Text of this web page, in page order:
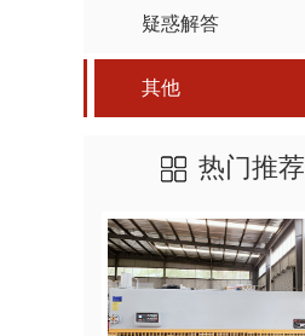
疑惑解答
其他
热门推荐